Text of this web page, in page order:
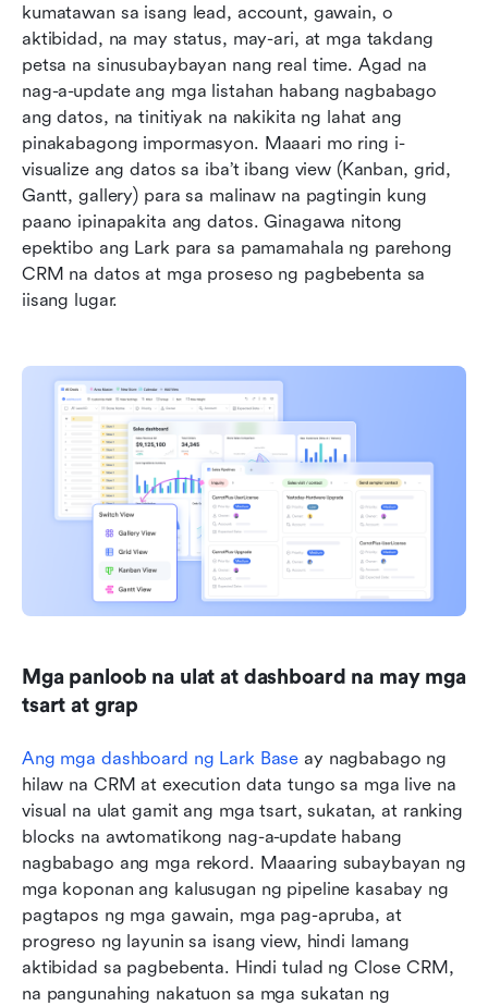
kumatawan sa isang lead, account, gawain, o
aktibidad, na may status, may-ari, at mga takdang
petsa na sinusubaybayan nang real time. Agad na
nag-a-update ang mga listahan habang nagbabago
ang datos, na tinitiyak na nakikita ng lahat ang
pinakabagong impormasyon. Maaari mo ring i-
visualize ang datos sa iba’t ibang view (Kanban, grid,
Gantt, gallery) para sa malinaw na pagtingin kung
paano ipinapakita ang datos. Ginagawa nitong
epektibo ang Lark para sa pamamahala ng parehong
CRM na datos at mga proseso ng pagbebenta sa
iisang lugar.
Mga panloob na ulat at dashboard na may mga
tsart at grap
Ang mga dashboard ng Lark Base ay nagbabago ng
hilaw na CRM at execution data tungo sa mga live na
visual na ulat gamit ang mga tsart, sukatan, at ranking
blocks na awtomatikong nag-a-update habang
nagbabago ang mga rekord. Maaaring subaybayan ng
mga koponan ang kalusugan ng pipeline kasabay ng
pagtapos ng mga gawain, mga pag-apruba, at
progreso ng layunin sa isang view, hindi lamang
aktibidad sa pagbebenta. Hindi tulad ng Close CRM,
na pangunahing nakatuon sa mga sukatan ng